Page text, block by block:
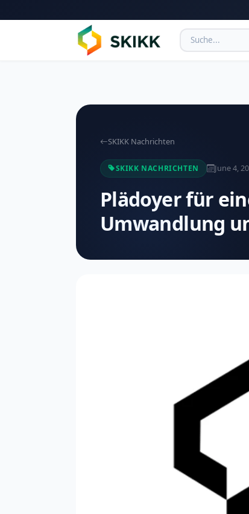
SKIKK Nachrichten
SKIKK NACHRICHTEN June 4,
Plädoyer für
Umwandlung